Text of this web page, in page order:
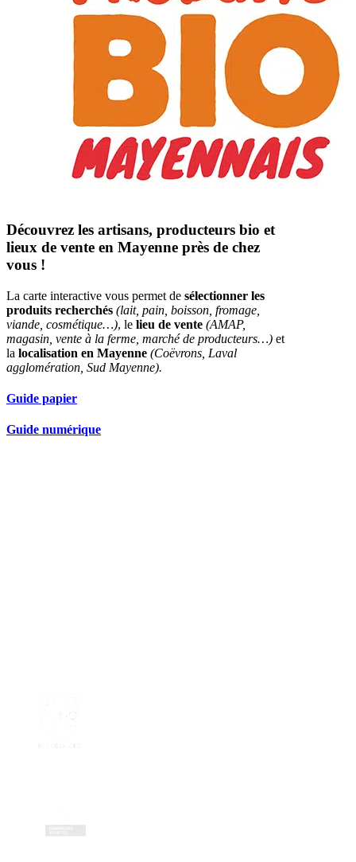
Découvrez les artisans, producteurs bio et
lieux de vente en Mayenne près de chez
vous !
La carte interactive vous permet de sélectionner les
produits recherchés (lait, pain, boisson, fromage,
viande, cosmétique…), le lieu de vente (AMAP,
magasin, vente à la ferme, marché de producteurs…) et
la localisation en Mayenne (Coëvrons, Laval
agglomération, Sud Mayenne).
Guide papier
Guide numérique